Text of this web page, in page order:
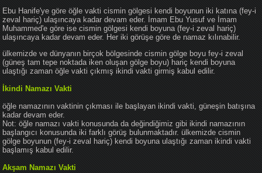
Ebu Hanife'ye göre öğle vakti cismin gölgesi kendi boyunun iki katına (fey-i
zeval hariç) ulaşıncaya kadar devam eder. İmam Ebu Yusuf ve İmam
Muhammed'e göre ise cismin gölgesi kendi boyuna (fey-i zeval hariç)
ulaşıncaya kadar devam eder. Her iki görüşe göre de namaz kılınabilir.
ülkemizde ve dünyanın birçok bölgesinde cismin gölge boyu fey-i zeval
(güneş tam tepe noktada iken oluşan gölge boyu) hariç kendi boyuna
ulaştığı zaman öğle vakti çıkmış ikindi vakti girmiş kabul edilir.
İkindi Namazı Vakti
öğle namazının vaktinin çıkması ile başlayan ikindi vakti, güneşin batışına
kadar devam eder.
Not: öğle namazı vakti konusunda da değindiğimiz gibi ikindi namazının
başlangıcı konusunda iki farklı görüş bulunmaktadır. ülkemizde cismin
gölge boyunun (fey-i zeval hariç) kendi boyuna ulaştığı zaman ikindi vakti
başlamış kabul edilir.
Akşam Namazı Vakti